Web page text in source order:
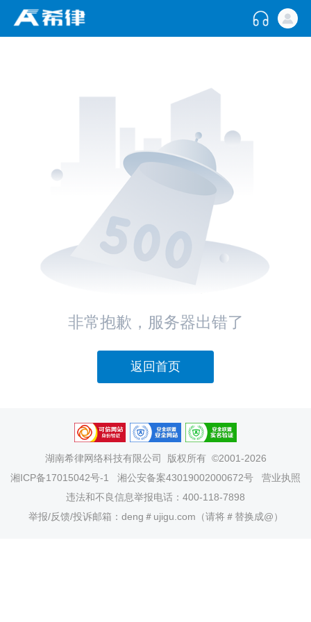
非常抱歉，服务器出错了
返回首页
湖南希律网络科技有限公司
版权所有 ©2001-2026
湘ICP备17015042号-1
湘公安备案43019002000672号
营业执照
违法和不良信息举报电话：400-118-7898
举报/反馈/投诉邮箱：deng＃ujigu.com（请将＃替换成@）